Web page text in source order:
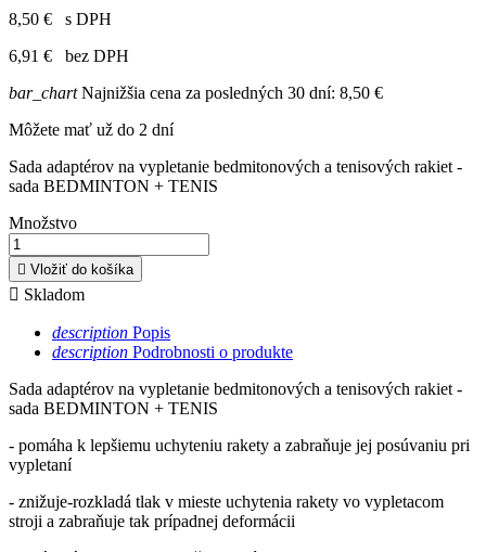
8,50 €
s DPH
6,91 €
bez DPH
bar_chartNajnižšia cena za posledných 30 dní: 8,50 €
Môžete mať už do 2 dní
Sada adaptérov na vypletanie bedmitonových a tenisových rakiet -
sada BEDMINTON + TENIS
Množstvo
 Vložiť do košíka
 Skladom
description Popis
description Podrobnosti o produkte
Sada adaptérov na vypletanie bedmitonových a tenisových rakiet -
sada BEDMINTON + TENIS
- pomáha k lepšiemu uchyteniu rakety a zabraňuje jej posúvaniu pri
vypletaní
- znižuje-rozkladá tlak v mieste uchytenia rakety vo vypletacom
stroji a zabraňuje tak prípadnej deformácii